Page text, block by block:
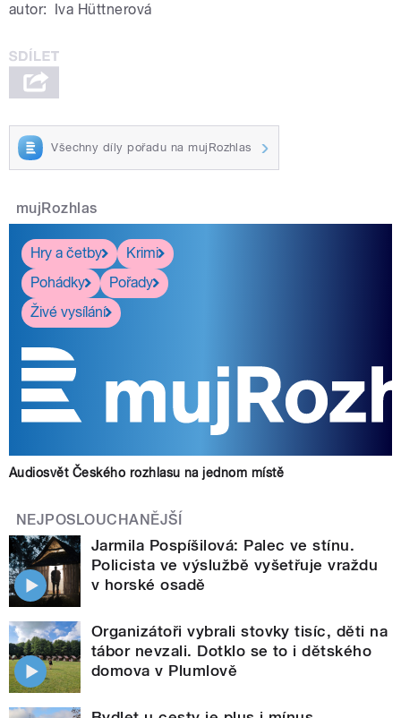
autor: Iva Hüttnerová
Všechny díly pořadu na mujRozhlas
mujRozhlas
Hry a četby
Krimi
Pohádky
Pořady
Živé vysílání
Audiosvět Českého rozhlasu na jednom místě
NEJPOSLOUCHANĚJŠÍ
Jarmila Pospíšilová: Palec ve stínu.
Policista ve výslužbě vyšetřuje vraždu
v horské osadě
Organizátoři vybrali stovky tisíc, děti na
tábor nevzali. Dotklo se to i dětského
domova v Plumlově